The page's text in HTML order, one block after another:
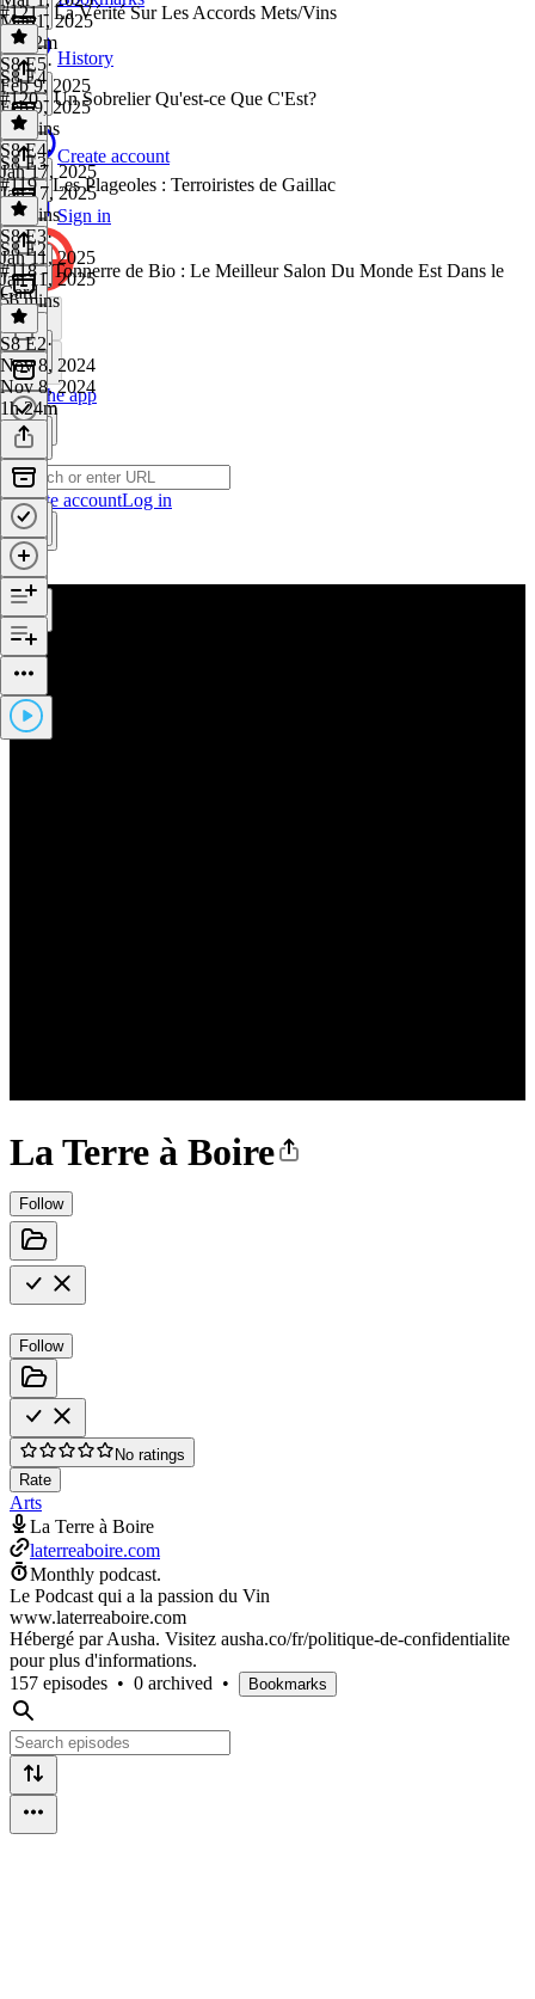
History
Create account
Sign in
Get the app
Create accountLog in
La Terre à Boire
Follow
Follow
No ratings
Rate
Arts
La Terre à Boire
laterreaboire.com
Monthly podcast.
Le Podcast qui a la passion du Vin
www.laterreaboire.com
Hébergé par Ausha. Visitez ausha.co/fr/politique-de-confidentialite
pour plus d'informations.
157 episodes • 0 archived • Bookmarks
Mar 1, 2025
1h 12m
#121 - La Vérité Sur Les Accords Mets/Vins
S8 E5·
Feb 9, 2025
Feb 9, 2025
53 mins
S8 E4
#120 - Un Sobrelier Qu'est-ce Que C'Est?
S8 E4·
Jan 17, 2025
Jan 17, 2025
54 mins
S8 E3
#119 - Les Plageoles : Terroiristes de Gaillac
S8 E3·
Jan 11, 2025
Jan 11, 2025
56 mins
S8 E2
#118 - Tonnerre de Bio : Le Meilleur Salon Du Monde Est Dans le
Gard
S8 E2·
Nov 8, 2024
Nov 8, 2024
1h 24m